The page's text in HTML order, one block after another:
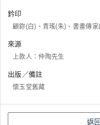
鈐印
顧鉨(白)、青瑤(朱)、書畫傳家
來源
上款人：仲陶先生
出版／備註
懷玉堂舊藏
返